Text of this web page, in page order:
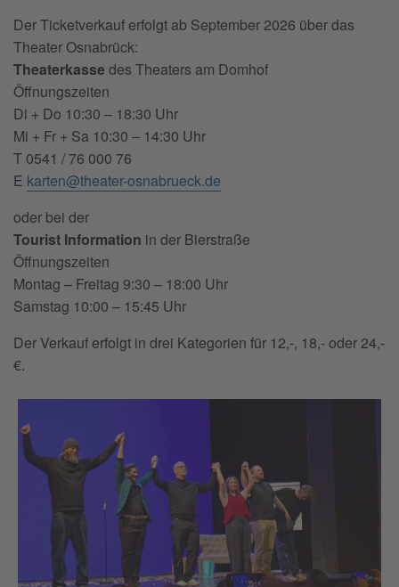
Der Ticketverkauf erfolgt ab September 2026 über das
Theater Osnabrück:
Theaterkassedes Theaters am Domhof
Öffnungszeiten
Di + Do 10:30 – 18:30 Uhr
Mi + Fr + Sa 10:30 – 14:30 Uhr
T 0541 / 76 000 76
E karten@theater-osnabrueck.de
oder bei der
Tourist Information in der Bierstraße
Öffnungszeiten
Montag – Freitag 9:30 – 18:00 Uhr
Samstag 10:00 – 15:45 Uhr
Der Verkauf erfolgt in drei Kategorien für 12,-, 18,- oder 24,-
€.